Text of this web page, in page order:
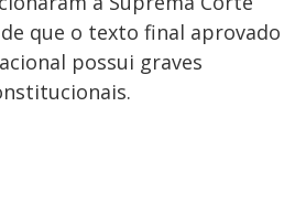
que o texto final aprovado
possui graves